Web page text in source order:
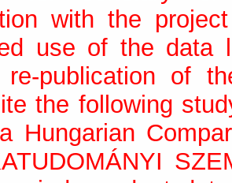
with the
use of the data
publication of
the following
Hungarian